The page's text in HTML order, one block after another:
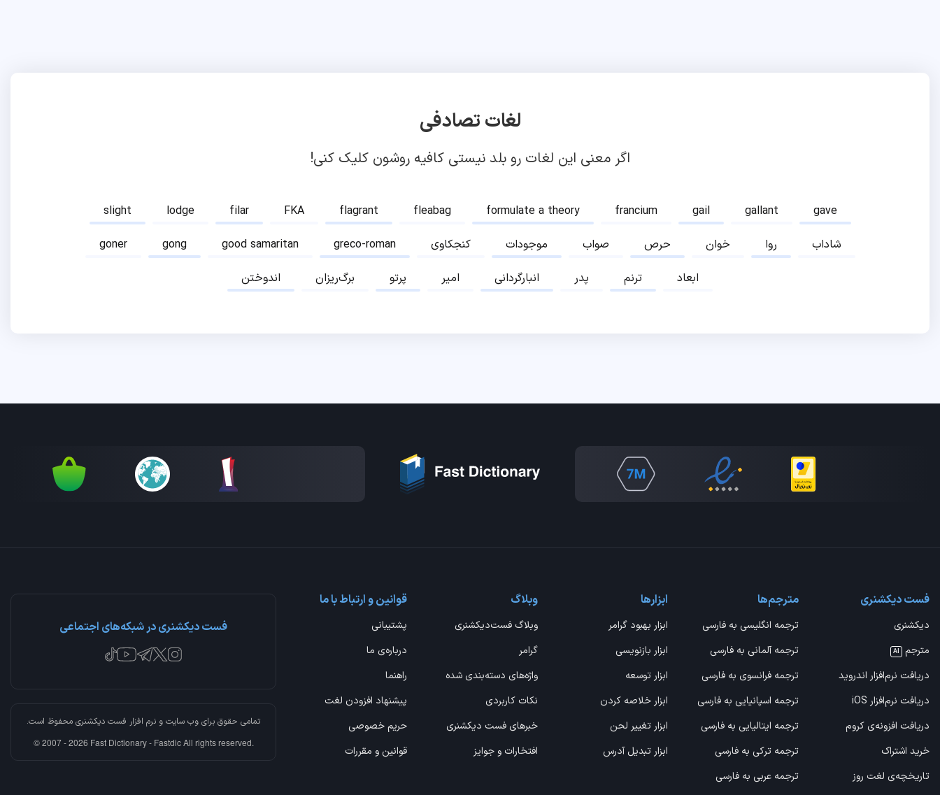
لغات تصادفی
اگر معنی این لغات رو بلد نیستی کافیه روشون کلیک کنی!
slight lodge filar FKA flagrant fleabag formulate a theory francium gail gallant
gave
goner
gong good samaritan greco-roman کنجکاوی موجودات صواب حرص خوان روا
شاداب
اندوختن
برگ‌ریزان پرتو امیر انبارگردانی پدر ترنم ابعاد
فست دیکشنری
دیکشنری
مترجم
AI
دریافت نرم‌افزار اندروید
دریافت نرم‌افزار iOS
دریافت افزونه‌ی کروم
خرید اشتراک
تاریخچه‌ی لغت روز
مترجم‌ها
ترجمه انگلیسی به فارسی
ترجمه آلمانی به فارسی
ترجمه فرانسوی به فارسی
ترجمه اسپانیایی به فارسی
ترجمه ایتالیایی به فارسی
ترجمه ترکی به فارسی
ترجمه عربی به فارسی
ابزارها
ابزار بهبود گرامر
ابزار بازنویسی
ابزار توسعه
ابزار خلاصه کردن
ابزار تغییر لحن
ابزار تبدیل آدرس
وبلاگ
وبلاگ فست‌دیکشنری
گرامر
واژه‌های دسته‌بندی شده
نکات کاربردی
خبرهای فست دیکشنری
افتخارات و جوایز
قوانین و ارتباط با ما
پشتیبانی
درباره‌ی ما
راهنما
پیشنهاد افزودن لغت
حریم خصوصی
قوانین و مقررات
فست دیکشنری در شبکه‌های اجتماعی
تمامی حقوق برای وب سایت و نرم افزار فست دیکشنریمحفوظ است.
© 2007 - 2026 Fast Dictionary - Fastdic All rights reserved.